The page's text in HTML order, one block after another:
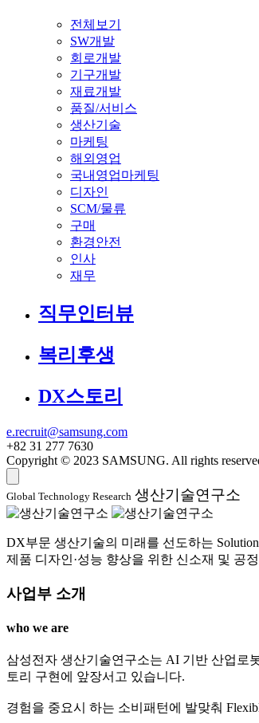
전체보기
SW개발
회로개발
기구개발
재료개발
품질/서비스
생산기술
마케팅
해외영업
국내영업마케팅
디자인
SCM/물류
구매
환경안전
인사
재무
직무인터뷰
복리후생
DX스토리
e.recruit@samsung.com
+82 31 277 7630
Copyright © 2023 SAMSUNG. All rights
Global Technology Research 생산기술연구소
DX부문 생산기술의 미래를 선도하는
제품 디자인·성능 향상을 위한 신소재 및 공
사업부 소개
who we are
삼성전자 생산기술연구소는 AI 기반 산업로
토리 구현에 앞장서고 있습니다.
경험을 중요시 하는 소비패턴에 발맞춰